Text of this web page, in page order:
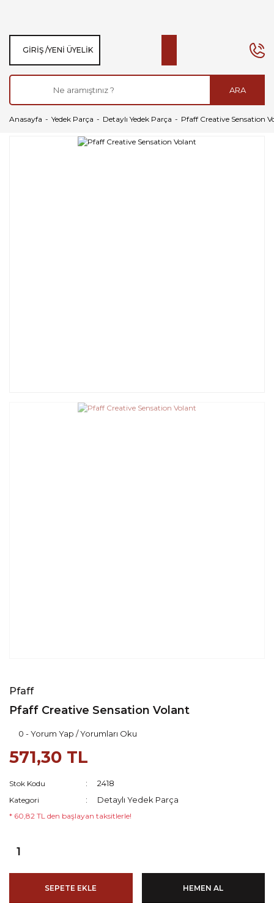
ARA
GIRIŞ /YENI ÜYELIK
Anasayfa Yedek Parça Detaylı Yedek Parça Pfaff Creative Sensation
Pfaff
Pfaff Creative Sensation Volant
0 - Yorum Yap / Yorumları Oku
571,30 TL
Stok Kodu 2418
Kategori Detaylı Yedek Parça
* 60,82 TL den başlayan taksitlerle!
SEPETE EKLE HEMEN AL